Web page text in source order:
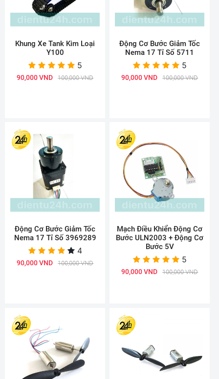
Khung Xe Tank Kim Loại
Y100
5
90,000 VND 100,000 VND
Động Cơ Bước Giảm Tốc
Nema 17 Tỉ Số 5711
5
90,000 VND 100,000 VND
Động Cơ Bước Giảm Tốc
Nema 17 Tỉ Số 3969289
4
90,000 VND 100,000 VND
Mạch Điều Khiển Động Cơ
Bước ULN2003 + Động Cơ
Bước 5V
5
90,000 VND 100,000 VND